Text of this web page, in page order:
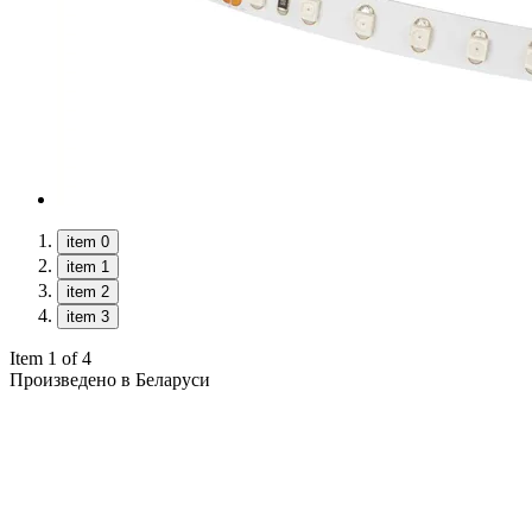
item 0
item 1
item 2
item 3
Item 1 of 4
Произведено в Беларуси